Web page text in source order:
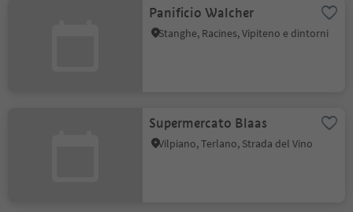
Panificio Walcher
Stanghe, Racines, Vipiteno e dintorni
Supermercato Blaas
Vilpiano, Terlano, Strada del Vino